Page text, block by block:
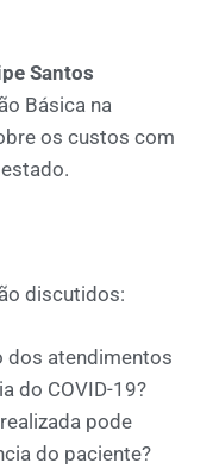
Santos
Básica na
os custos com
discutidos:
dos atendimentos
do COVID-19?
pode
do paciente?